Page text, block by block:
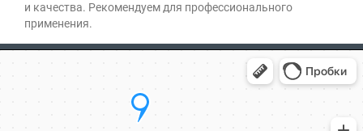
и качества. Рекомендуем для профессионального
применения.